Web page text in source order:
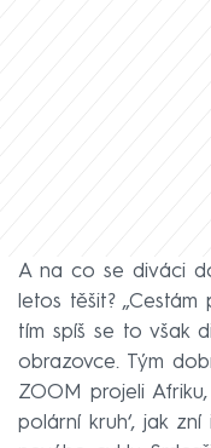
A na co se diváci
letos těšit?
tím spíš se to však
obrazovce. Tým
ZOOM projeli
polární kruh‘, jak